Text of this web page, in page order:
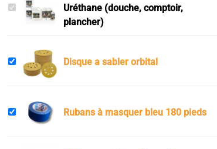
Uréthane (douche, comptoir,
plancher)
Disque a sabler orbital
Rubans à masquer bleu 180 pieds